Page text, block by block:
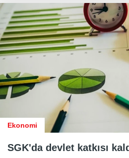
Ekonomi
SGK'da devlet katkısı